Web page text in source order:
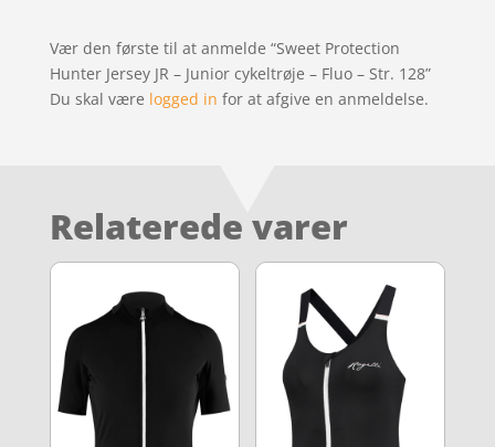
Vær den første til at anmelde “Sweet Protection
Hunter Jersey JR – Junior cykeltrøje – Fluo – Str. 128”
Du skal være logged in for at afgive en anmeldelse.
Relaterede varer